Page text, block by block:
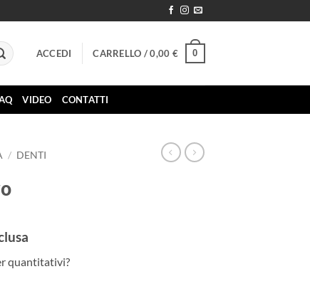
ACCEDI CARRELLO /0,00 € 0
VIDEO CONTATTI
/ DENTI
quantitativi?